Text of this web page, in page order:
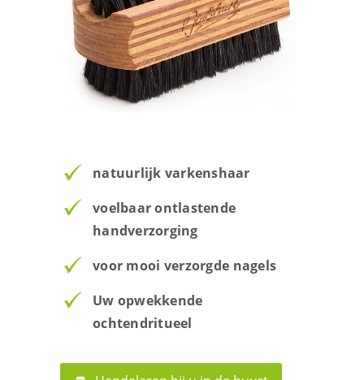
natuurlijk varkenshaar
voelbaar ontlastende
handverzorging
voor mooi verzorgde nagels
Uw opwekkende
ochtendritueel